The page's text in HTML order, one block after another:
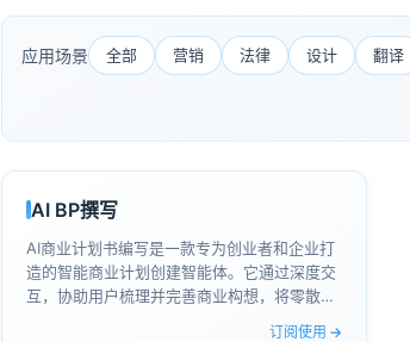
应用场景 全部 营销 法律 设计 翻译
AI BP撰写
AI商业计划书编写是一款专为创业者和企业打
造的智能商业计划创建智能体。它通过深度交
互，协助用户梳理并完善商业构想，将零散思
订阅使用